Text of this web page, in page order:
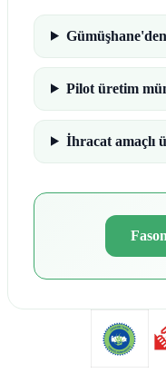
Pilot üretim
İhracat amaçlı